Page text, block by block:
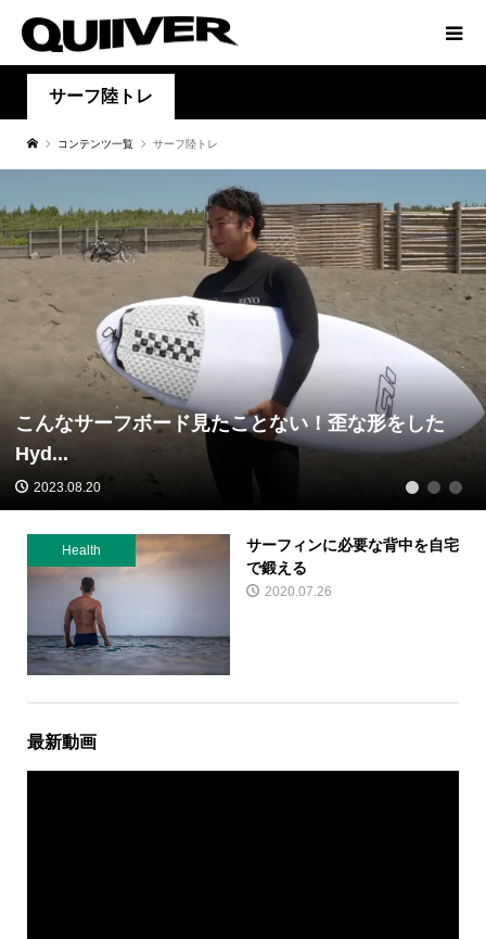
サーフ陸トレ
コンテンツ一覧 サーフ陸トレ
こんなサーフボード見たことない！歪な形をした
Hyd...
2023.08.20 1 2 3
Health
サーフィンに必要な背中を自宅
で鍛える
2020.07.26
最新動画